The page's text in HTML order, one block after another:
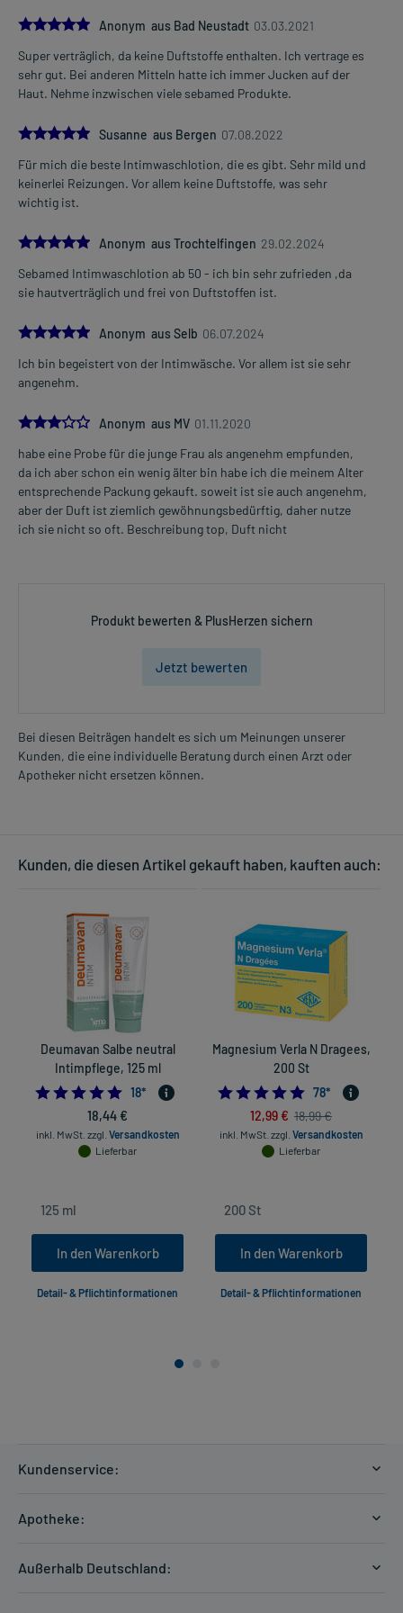
5.0Anonym aus Bad Neustadt 03.03.2021
Super verträglich, da keine Duftstoffe enthalten. Ich vertrage es
sehr gut. Bei anderen Mitteln hatte ich immer Jucken auf der
Haut. Nehme inzwischen viele sebamed Produkte.
5.0
Susanne aus Bergen 07.08.2022
Für mich die beste Intimwaschlotion, die es gibt. Sehr mild und
keinerlei Reizungen. Vor allem keine Duftstoffe, was sehr
wichtig ist.
5.0Anonym aus Trochtelfingen 29.02.2024
Sebamed Intimwaschlotion ab 50 - ich bin sehr zufrieden ,da
sie hautverträglich und frei von Duftstoffen ist.
5.0Anonym aus Selb 06.07.2024
Ich bin begeistert von der Intimwäsche. Vor allem ist sie sehr
angenehm.
3.0Anonym aus MV 01.11.2020
habe eine Probe für die junge Frau als angenehm empfunden,
da ich aber schon ein wenig älter bin habe ich die meinem Alter
entsprechende Packung gekauft. soweit ist sie auch angenehm,
aber der Duft ist ziemlich gewöhnungsbedürftig, daher nutze
ich sie nicht so oft. Beschreibung top, Duft nicht
Produkt bewerten & PlusHerzen sichern
Jetzt bewerten
Bei diesen Beiträgen handelt es sich um Meinungen unserer
Kunden, die eine individuelle Beratung durch einen Arzt oder
Apotheker nicht ersetzen können.
Kunden, die diesen Artikel gekauft haben, kauften auch:
Deumavan Salbe neutral
Intimpflege, 125 ml
4.833333333333333
18*
18,44 €
inkl. MwSt. zzgl. Versandkosten
Lieferbar
In den Warenkorb
Detail- & Pflichtinformationen
Magnesium Verla N Dragees,
200 St
78*
12,99 € 18,99 €
inkl. MwSt. zzgl. Versandkosten
Lieferbar
In den Warenkorb
Detail- & Pflichtinformationen
Kundenservice:
Apotheke:
Außerhalb Deutschland: